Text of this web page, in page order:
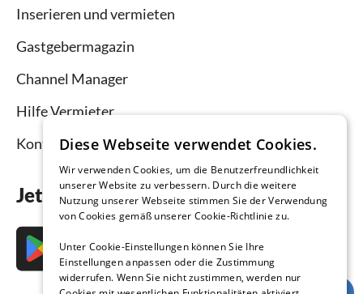
Inserieren und vermieten
Gastgebermagazin
Channel Manager
Hilfe Vermieter
Kontakt
Jetzt die App downloaden
Diese Webseite verwendet Cookies.
Wir verwenden Cookies, um die Benutzerfreundlichkeit
unserer Website zu verbessern. Durch die weitere
Nutzung unserer Webseite stimmen Sie der Verwendung
von Cookies gemäß unserer Cookie-Richtlinie zu.
Unter Cookie-Einstellungen können Sie Ihre
Einstellungen anpassen oder die Zustimmung
widerrufen. Wenn Sie nicht zustimmen, werden nur